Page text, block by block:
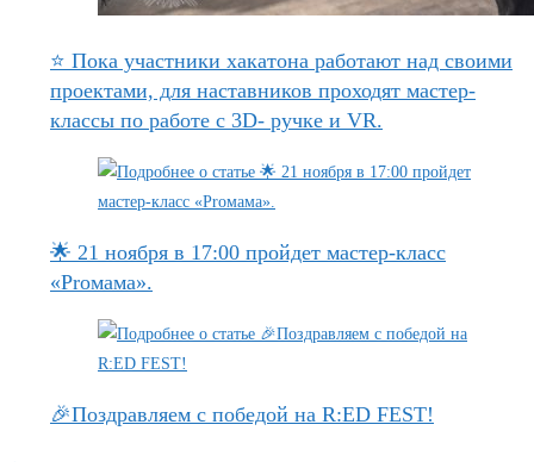
⭐ Пока участники хакатона работают над своими
проектами, для наставников проходят мастер-
классы по работе с 3D- ручке и VR.
🌟 21 ноября в 17:00 пройдет мастер-класс
«Proмама».
🎉Поздравляем с победой на R:ED FEST!